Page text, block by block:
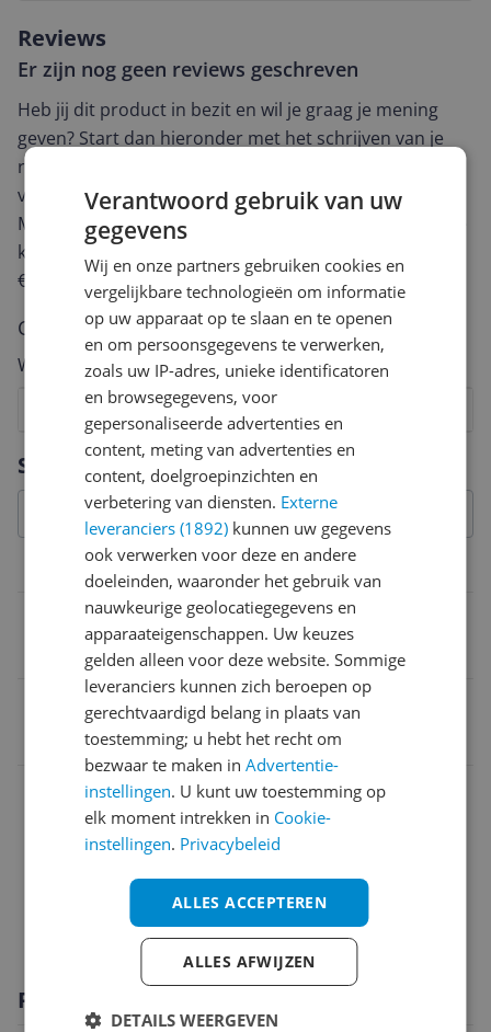
Specificaties
Verpakking
Verpakkingsinhoud
Gebruikershandleiding
9120072082368
Afmetingen
Algemene kenmerken
Overige kenmerken
Productomschrijving
Reviews
Er zijn nog geen reviews geschreven
Heb jij dit product in bezit en wil je graag je mening
geven? Start dan hieronder met het schrijven van je
review. Afhankelijk van de details duurt het schrijven
van een review gemiddeld tussen de 3 en 10 minuten.
Met jouw mening help je andere bezoekers een betere
keuze te maken én maak je iedere maand kans op
€250,-!
Klik hier voor de actievoorwaarden.
Cijfer
Welk cijfer geef jij dit product?
6
5
4
3
2
Vraag 1 van 4
Verantwoord gebruik van uw
gegevens
Wij en onze partners gebruiken cookies en
vergelijkbare technologieën om informatie
op uw apparaat op te slaan en te openen
en om persoonsgegevens te verwerken,
zoals uw IP-adres, unieke identificatoren
en browsegegevens, voor
gepersonaliseerde advertenties en
content, meting van advertenties en
content, doelgroepinzichten en
verbetering van diensten. Externe
leveranciers (1892) kunnen uw gegevens
ook verwerken voor deze en andere
doeleinden, waaronder het gebruik van
nauwkeurige geolocatiegegevens en
apparaateigenschappen. Uw keuzes
gelden alleen voor deze website. Sommige
leveranciers kunnen zich beroepen op
gerechtvaardigd belang in plaats van
toestemming; u hebt het recht om
bezwaar te maken inAdvertentie-
instellingen. U kunt uw toestemming op
elk moment intrekken in Cookie-
instellingen. Privacybeleid
ALLES ACCEPTEREN
ALLES AFWIJZEN
DETAILS WEERGEVEN